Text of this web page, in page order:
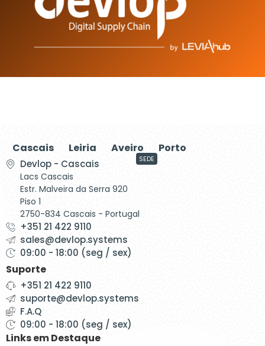
Cascais Leiria Aveiro Porto
Devlop - Cascais
Lacs Cascais
Estr. Malveira da Serra 920
Piso 1
2750-834 Cascais - Portugal
SEDE
+351 21 422 9110
sales@devlop.systems
09:00 - 18:00 (seg / sex)
Suporte
+351 21 422 9110
suporte@devlop.systems
F.A.Q
09:00 - 18:00 (seg / sex)
Links em Destaque